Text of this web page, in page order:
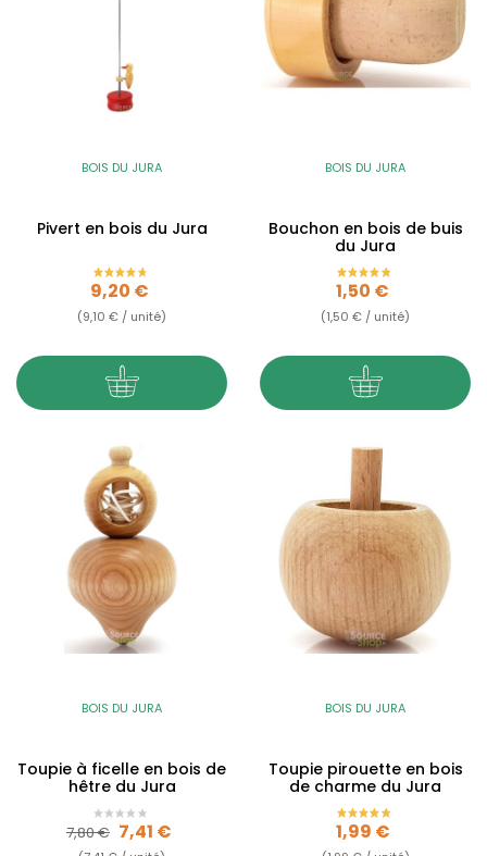
BOIS DU JURA
Pivert en bois du Jura
Prix
9,20 €
(9,10 € / unité)
BOIS DU JURA
Bouchon en bois de buis
du Jura
Prix
1,50 €
(1,50 € / unité)
BOIS DU JURA
Toupie à ficelle en bois de
hêtre du Jura
Prix de base
7,80 € Prix
7,41 €
BOIS DU JURA
Toupie pirouette en bois
de charme du Jura
Prix
1,99 €